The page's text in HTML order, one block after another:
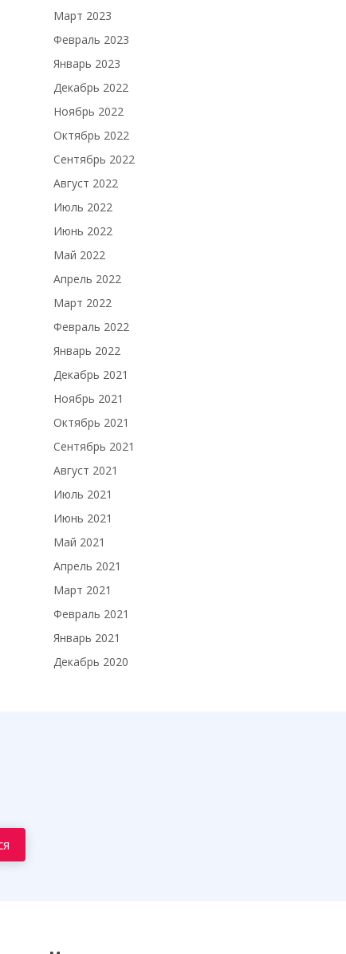
Март 2023
Февраль 2023
Январь 2023
Декабрь 2022
Ноябрь 2022
Октябрь 2022
Сентябрь 2022
Август 2022
Июль 2022
Июнь 2022
Май 2022
Апрель 2022
Март 2022
Февраль 2022
Январь 2022
Декабрь 2021
Ноябрь 2021
Октябрь 2021
Сентябрь 2021
Август 2021
Июль 2021
Июнь 2021
Май 2021
Апрель 2021
Март 2021
Февраль 2021
Январь 2021
Декабрь 2020